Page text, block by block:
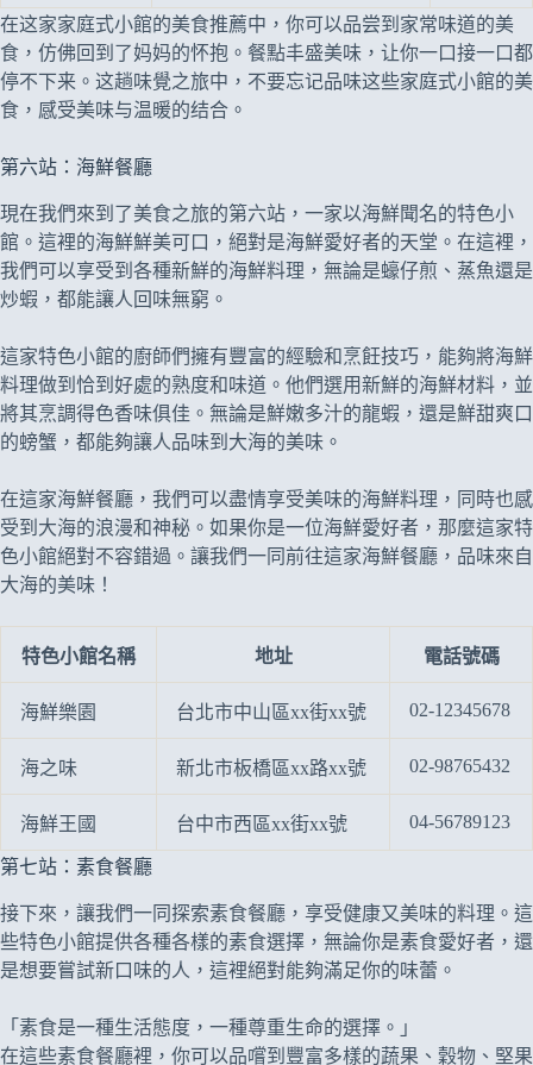
在这家家庭式小館的美食推薦中，你可以品尝到家常味道的美
食，仿佛回到了妈妈的怀抱。餐點丰盛美味，让你一口接一口都
停不下来。这趟味覺之旅中，不要忘记品味这些家庭式小館的美
食，感受美味与温暖的结合。
第六站：海鮮餐廳
現在我們來到了美食之旅的第六站，一家以海鮮聞名的特色小
館。這裡的海鮮鮮美可口，絕對是海鮮愛好者的天堂。在這裡，
我們可以享受到各種新鮮的海鮮料理，無論是蠔仔煎、蒸魚還是
炒蝦，都能讓人回味無窮。
這家特色小館的廚師們擁有豐富的經驗和烹飪技巧，能夠將海鮮
料理做到恰到好處的熟度和味道。他們選用新鮮的海鮮材料，並
將其烹調得色香味俱佳。無論是鮮嫩多汁的龍蝦，還是鮮甜爽口
的螃蟹，都能夠讓人品味到大海的美味。
在這家海鮮餐廳，我們可以盡情享受美味的海鮮料理，同時也感
受到大海的浪漫和神秘。如果你是一位海鮮愛好者，那麼這家特
色小館絕對不容錯過。讓我們一同前往這家海鮮餐廳，品味來自
大海的美味！
特色小館名稱 地址 電話號碼
海鮮樂園 台北市中山區xx街xx號 02-12345678
海之味 新北市板橋區xx路xx號 02-98765432
海鮮王國 台中市西區xx街xx號 04-56789123
第七站：素食餐廳
接下來，讓我們一同探索素食餐廳，享受健康又美味的料理。這
些特色小館提供各種各樣的素食選擇，無論你是素食愛好者，還
是想要嘗試新口味的人，這裡絕對能夠滿足你的味蕾。
「素食是一種生活態度，一種尊重生命的選擇。」
在這些素食餐廳裡，你可以品嚐到豐富多樣的蔬果、穀物、堅果